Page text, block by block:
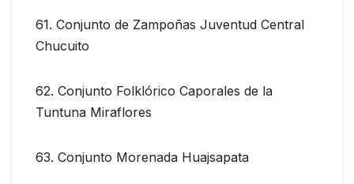
61. Conjunto de Zampoñas Juventud Central
Chucuito
62. Conjunto Folklórico Caporales de la
Tuntuna Miraflores
63. Conjunto Morenada Huajsapata